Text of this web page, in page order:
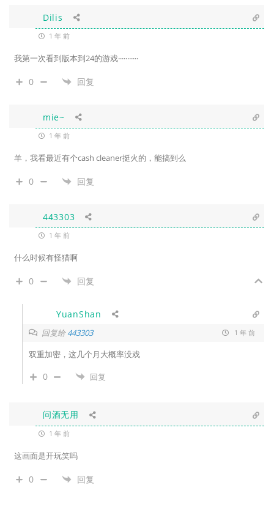
Dilis
1 年 前
我第一次看到版本到24的游戏···········
0 回复
mie~
1 年 前
羊，我看最近有个cash cleaner挺火的，能搞到么
0 回复
443303
1 年 前
什么时候有怪猎啊
0 回复
YuanShan
回复给443303 1 年 前
双重加密，这几个月大概率没戏
0 回复
问酒无用
1 年 前
这画面是开玩笑吗
0 回复